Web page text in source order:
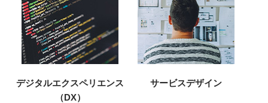
デジタルエクスペリエンス
（DX）
サービスデザイン